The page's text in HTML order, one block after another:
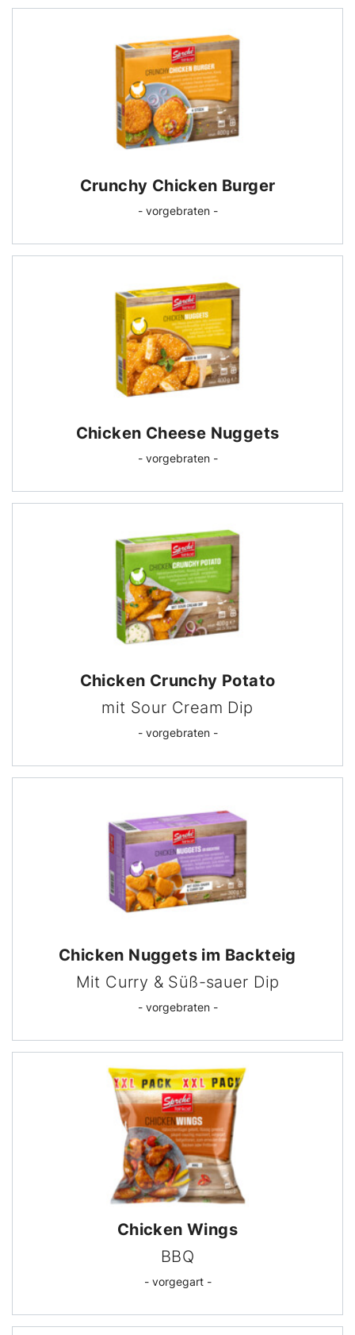
Crunchy Chicken Burger
- vorgebraten -
Chicken Cheese Nuggets
- vorgebraten -
Chicken Crunchy Potato
mit Sour Cream Dip
- vorgebraten -
Chicken Nuggets im Backteig
Mit Curry & Süß-sauer Dip
- vorgebraten -
Chicken Wings
BBQ
- vorgegart -